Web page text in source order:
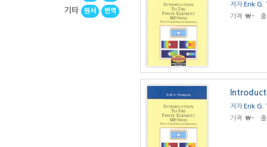
기타 원서 번역
저자 Erik
가격 ₩-
저자 Erik
가격 ₩-